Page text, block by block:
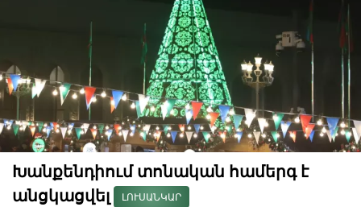
Խանքենդիում տոնական համերգ է
անցկացվել
ԼՈՒՍԱՆԿԱՐ